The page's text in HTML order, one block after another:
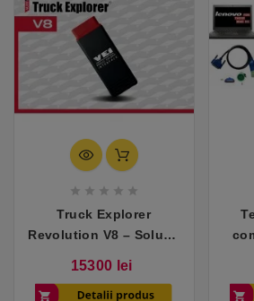
    
Truck Explorer
Revolution V8 – Soluție
15300 lei